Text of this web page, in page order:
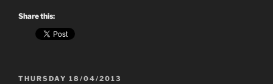
Share this:
POSTED
THURSDAY 18/04/2013